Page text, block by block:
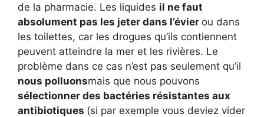
de la pharmacie. Les liquides il ne faut
absolument pas les jeter dans l’évier ou dans
les toilettes, car les drogues qu’ils contiennent
peuvent atteindre la mer et les rivières. Le
problème dans ce cas n’est pas seulement qu’il
nous polluonsmais que nous pouvons
sélectionner des bactéries résistantes aux
antibiotiques (si par exemple vous deviez vider